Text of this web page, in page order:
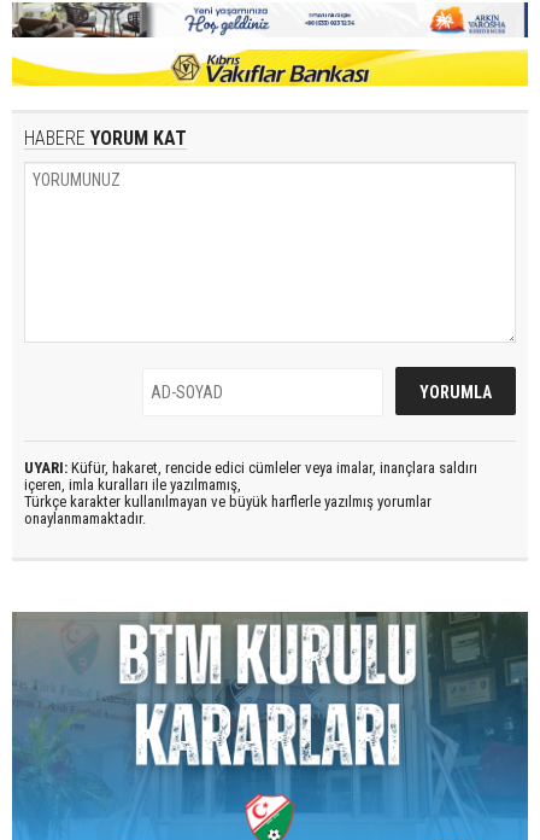
HABERE YORUM KAT
UYARI: Küfür, hakaret, rencide edici cümleler veya imalar, inançlara saldırı
içeren, imla kuralları ile yazılmamış,
Türkçe karakter kullanılmayan ve büyük harflerle yazılmış yorumlar
onaylanmamaktadır.